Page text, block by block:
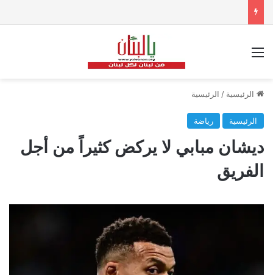
الرئيسية / الرئيسية
الرئيسية رياضة
ديشان مبابي لا يركض كثيراً من أجل
الفريق